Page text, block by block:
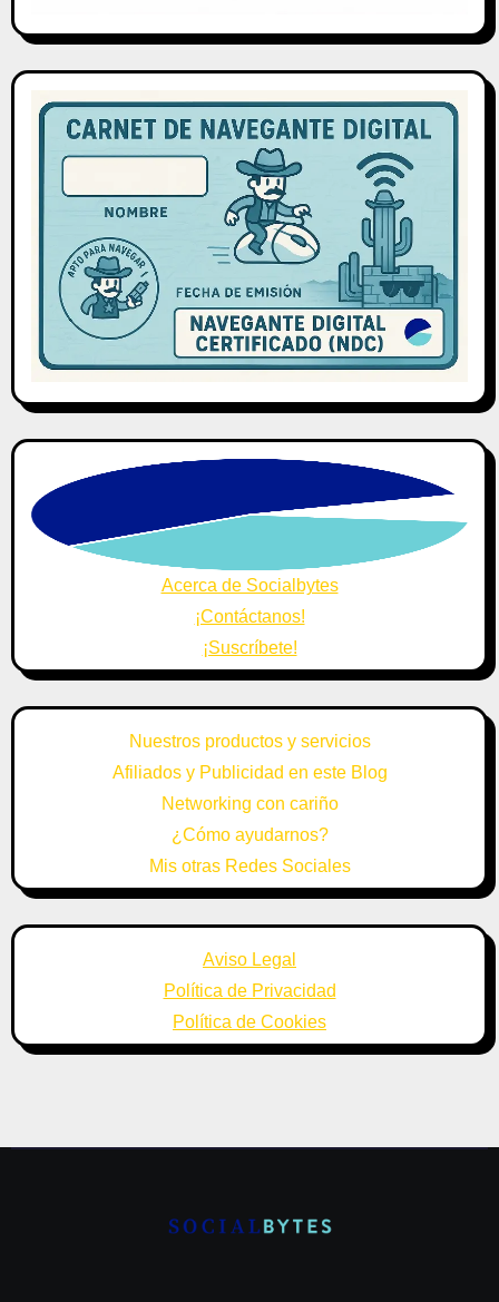
Acerca de Socialbytes
¡Contáctanos!
¡Suscríbete!
Nuestros productos y servicios
Afiliados y Publicidad en este Blog
Networking con cariño
¿Cómo ayudarnos?
Mis otras Redes Sociales
Aviso Legal
Política de Privacidad
Política de Cookies